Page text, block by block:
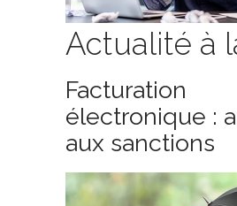
Actualité à
Facturation
électronique :
aux sanctions